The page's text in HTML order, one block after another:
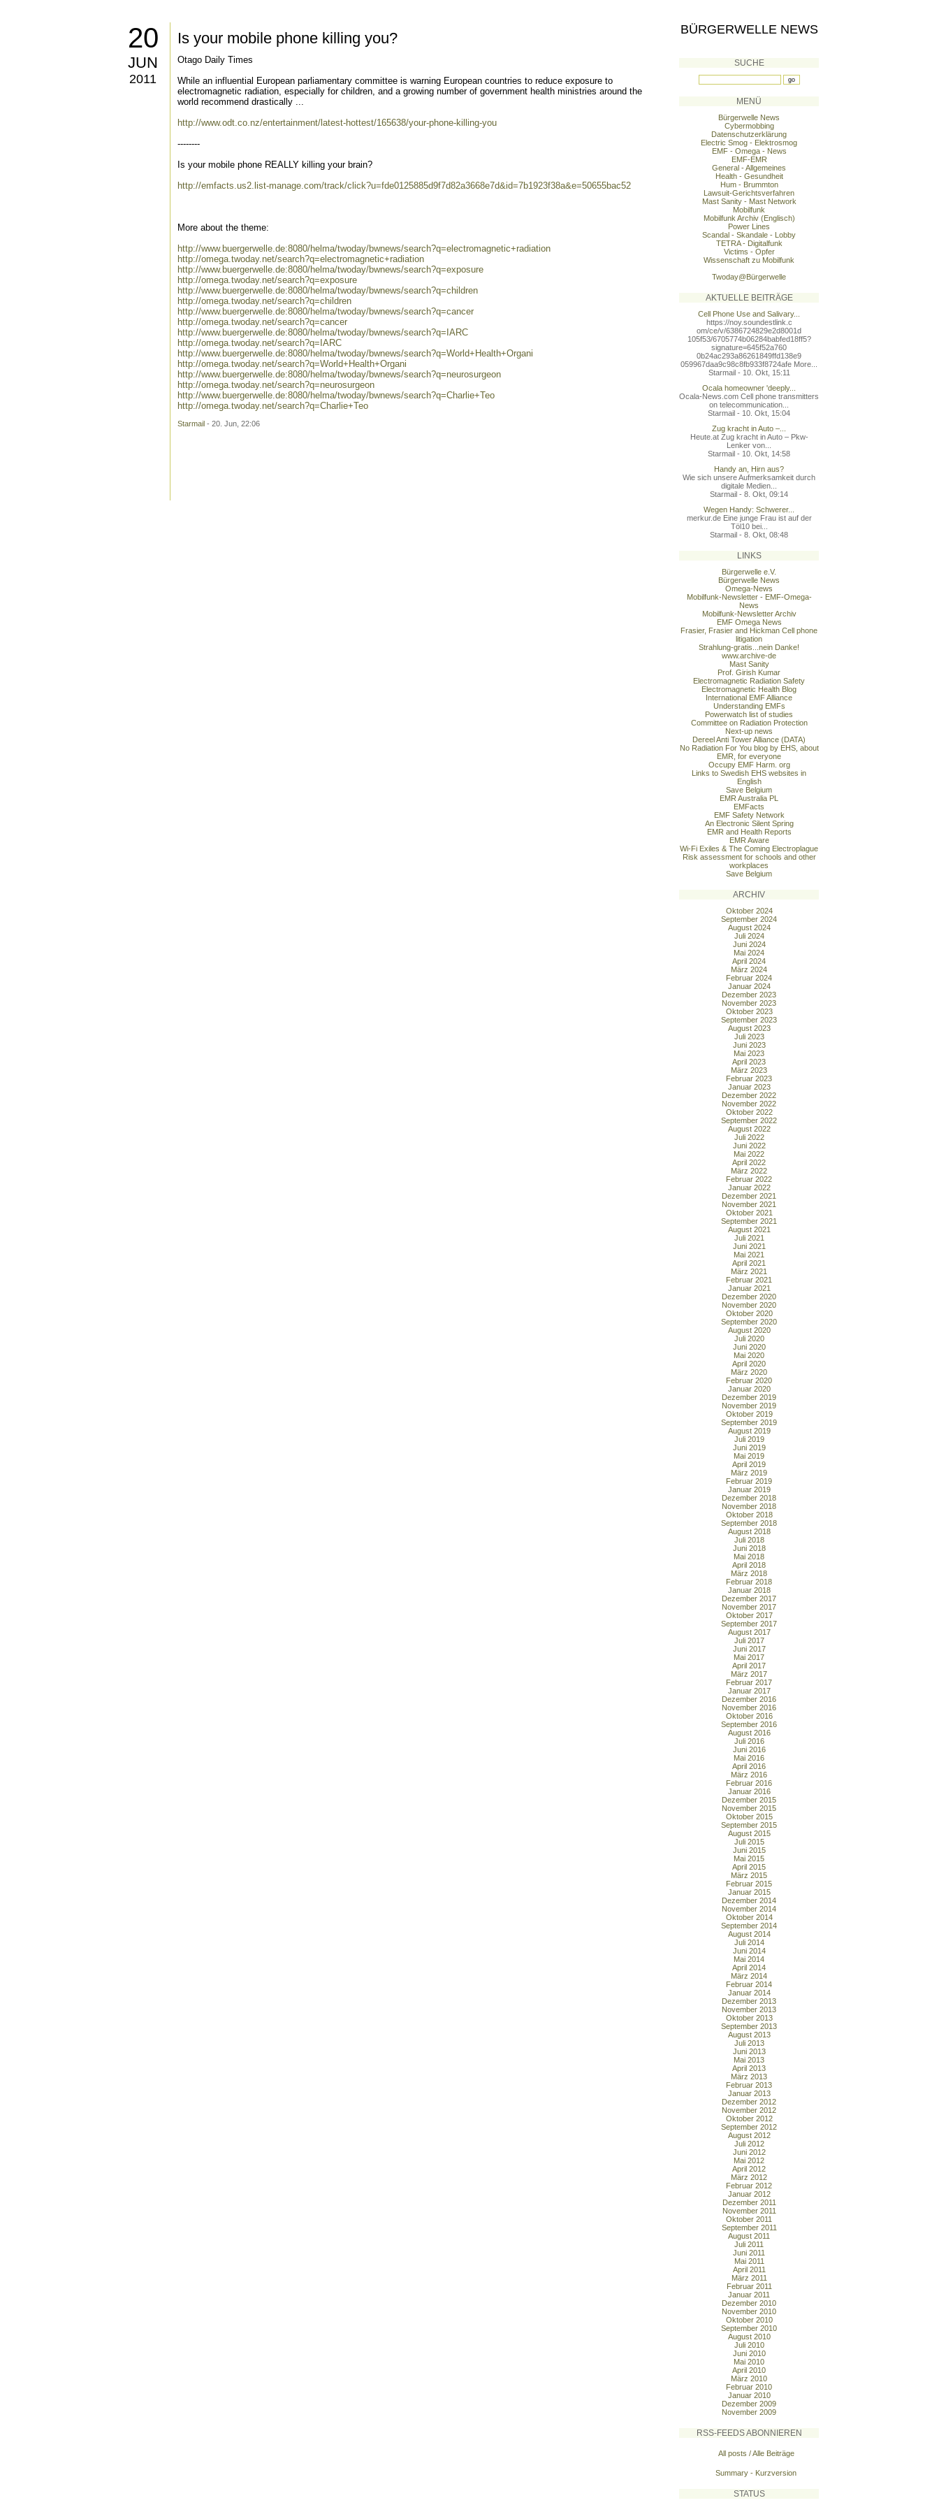
20
JUN
2011
Is your mobile phone killing you?
Otago Daily Times
While an influential European parliamentary committee is warning European countries to reduce exposure to
electromagnetic radiation, especially for children, and a growing number of government health ministries around the
world recommend drastically ...
http://www.odt.co.nz/entertainment/latest-hottest/165638/your-phone-killing-you
--------
Is your mobile phone REALLY killing your brain?
http://emfacts.us2.list-manage.com/track/click?u=fde0125885d9f7d82a3668e7d&id=7b1923f38a&e=50655bac52
More about the theme:
http://www.buergerwelle.de:8080/helma/twoday/bwnews/search?q=electromagnetic+radiation
http://omega.twoday.net/search?q=electromagnetic+radiation
http://www.buergerwelle.de:8080/helma/twoday/bwnews/search?q=exposure
http://omega.twoday.net/search?q=exposure
http://www.buergerwelle.de:8080/helma/twoday/bwnews/search?q=children
http://omega.twoday.net/search?q=children
http://www.buergerwelle.de:8080/helma/twoday/bwnews/search?q=cancer
http://omega.twoday.net/search?q=cancer
http://www.buergerwelle.de:8080/helma/twoday/bwnews/search?q=IARC
http://omega.twoday.net/search?q=IARC
http://www.buergerwelle.de:8080/helma/twoday/bwnews/search?q=World+Health+Organi
http://omega.twoday.net/search?q=World+Health+Organi
http://www.buergerwelle.de:8080/helma/twoday/bwnews/search?q=neurosurgeon
http://omega.twoday.net/search?q=neurosurgeon
http://www.buergerwelle.de:8080/helma/twoday/bwnews/search?q=Charlie+Teo
http://omega.twoday.net/search?q=Charlie+Teo
Starmail - 20. Jun, 22:06
BÜRGERWELLE NEWS
SUCHE
MENÜ
Bürgerwelle News
Cybermobbing
Datenschutzerklärung
Electric Smog - Elektrosmog
EMF - Omega - News
EMF-EMR
General - Allgemeines
Health - Gesundheit
Hum - Brummton
Lawsuit-Gerichtsverfahren
Mast Sanity - Mast Network
Mobilfunk
Mobilfunk Archiv (Englisch)
Power Lines
Scandal - Skandale - Lobby
TETRA - Digitalfunk
Victims - Opfer
Wissenschaft zu Mobilfunk
Twoday@Bürgerwelle
AKTUELLE BEITRÄGE
Cell Phone Use and Salivary...
https://noy.soundestlink.c
om/ce/v/6386724829e2d8001d
105f53/6705774b06284babfed18ff5?
signature=645f52a760
0b24ac293a86261849ffd138e9
059967daa9c98c8fb933f8724afe More...
Starmail - 10. Okt, 15:11
Ocala homeowner 'deeply...
Ocala-News.com Cell phone transmitters
on telecommunication...
Starmail - 10. Okt, 15:04
Zug kracht in Auto –...
Heute.at Zug kracht in Auto – Pkw-
Lenker von...
Starmail - 10. Okt, 14:58
Handy an, Hirn aus?
Wie sich unsere Aufmerksamkeit durch
digitale Medien...
Starmail - 8. Okt, 09:14
Wegen Handy: Schwerer...
merkur.de Eine junge Frau ist auf der
Töl10 bei...
Starmail - 8. Okt, 08:48
LINKS
Bürgerwelle e.V.
Bürgerwelle News
Omega-News
Mobilfunk-Newsletter - EMF-Omega-
News
Mobilfunk-Newsletter Archiv
EMF Omega News
Frasier, Frasier and Hickman Cell phone
litigation
Strahlung-gratis...nein Danke!
www.archive-de
Mast Sanity
Prof. Girish Kumar
Electromagnetic Radiation Safety
Electromagnetic Health Blog
International EMF Alliance
Understanding EMFs
Powerwatch list of studies
Committee on Radiation Protection
Next-up news
Dereel Anti Tower Alliance (DATA)
No Radiation For You blog by EHS, about
EMR, for everyone
Occupy EMF Harm. org
Links to Swedish EHS websites in
English
Save Belgium
EMR Australia PL
EMFacts
EMF Safety Network
An Electronic Silent Spring
EMR and Health Reports
EMR Aware
Wi-Fi Exiles & The Coming Electroplague
Risk assessment for schools and other
workplaces
Save Belgium
ARCHIV
Oktober 2024
September 2024
August 2024
Juli 2024
Juni 2024
Mai 2024
April 2024
März 2024
Februar 2024
Januar 2024
Dezember 2023
November 2023
Oktober 2023
September 2023
August 2023
Juli 2023
Juni 2023
Mai 2023
April 2023
März 2023
Februar 2023
Januar 2023
Dezember 2022
November 2022
Oktober 2022
September 2022
August 2022
Juli 2022
Juni 2022
Mai 2022
April 2022
März 2022
Februar 2022
Januar 2022
Dezember 2021
November 2021
Oktober 2021
September 2021
August 2021
Juli 2021
Juni 2021
Mai 2021
April 2021
März 2021
Februar 2021
Januar 2021
Dezember 2020
November 2020
Oktober 2020
September 2020
August 2020
Juli 2020
Juni 2020
Mai 2020
April 2020
März 2020
Februar 2020
Januar 2020
Dezember 2019
November 2019
Oktober 2019
September 2019
August 2019
Juli 2019
Juni 2019
Mai 2019
April 2019
März 2019
Februar 2019
Januar 2019
Dezember 2018
November 2018
Oktober 2018
September 2018
August 2018
Juli 2018
Juni 2018
Mai 2018
April 2018
März 2018
Februar 2018
Januar 2018
Dezember 2017
November 2017
Oktober 2017
September 2017
August 2017
Juli 2017
Juni 2017
Mai 2017
April 2017
März 2017
Februar 2017
Januar 2017
Dezember 2016
November 2016
Oktober 2016
September 2016
August 2016
Juli 2016
Juni 2016
Mai 2016
April 2016
März 2016
Februar 2016
Januar 2016
Dezember 2015
November 2015
Oktober 2015
September 2015
August 2015
Juli 2015
Juni 2015
Mai 2015
April 2015
März 2015
Februar 2015
Januar 2015
Dezember 2014
November 2014
Oktober 2014
September 2014
August 2014
Juli 2014
Juni 2014
Mai 2014
April 2014
März 2014
Februar 2014
Januar 2014
Dezember 2013
November 2013
Oktober 2013
September 2013
August 2013
Juli 2013
Juni 2013
Mai 2013
April 2013
März 2013
Februar 2013
Januar 2013
Dezember 2012
November 2012
Oktober 2012
September 2012
August 2012
Juli 2012
Juni 2012
Mai 2012
April 2012
März 2012
Februar 2012
Januar 2012
Dezember 2011
November 2011
Oktober 2011
September 2011
August 2011
Juli 2011
Juni 2011
Mai 2011
April 2011
März 2011
Februar 2011
Januar 2011
Dezember 2010
November 2010
Oktober 2010
September 2010
August 2010
Juli 2010
Juni 2010
Mai 2010
April 2010
März 2010
Februar 2010
Januar 2010
Dezember 2009
November 2009
RSS-FEEDS ABONNIEREN
All posts / Alle Beiträge
Summary - Kurzversion
STATUS